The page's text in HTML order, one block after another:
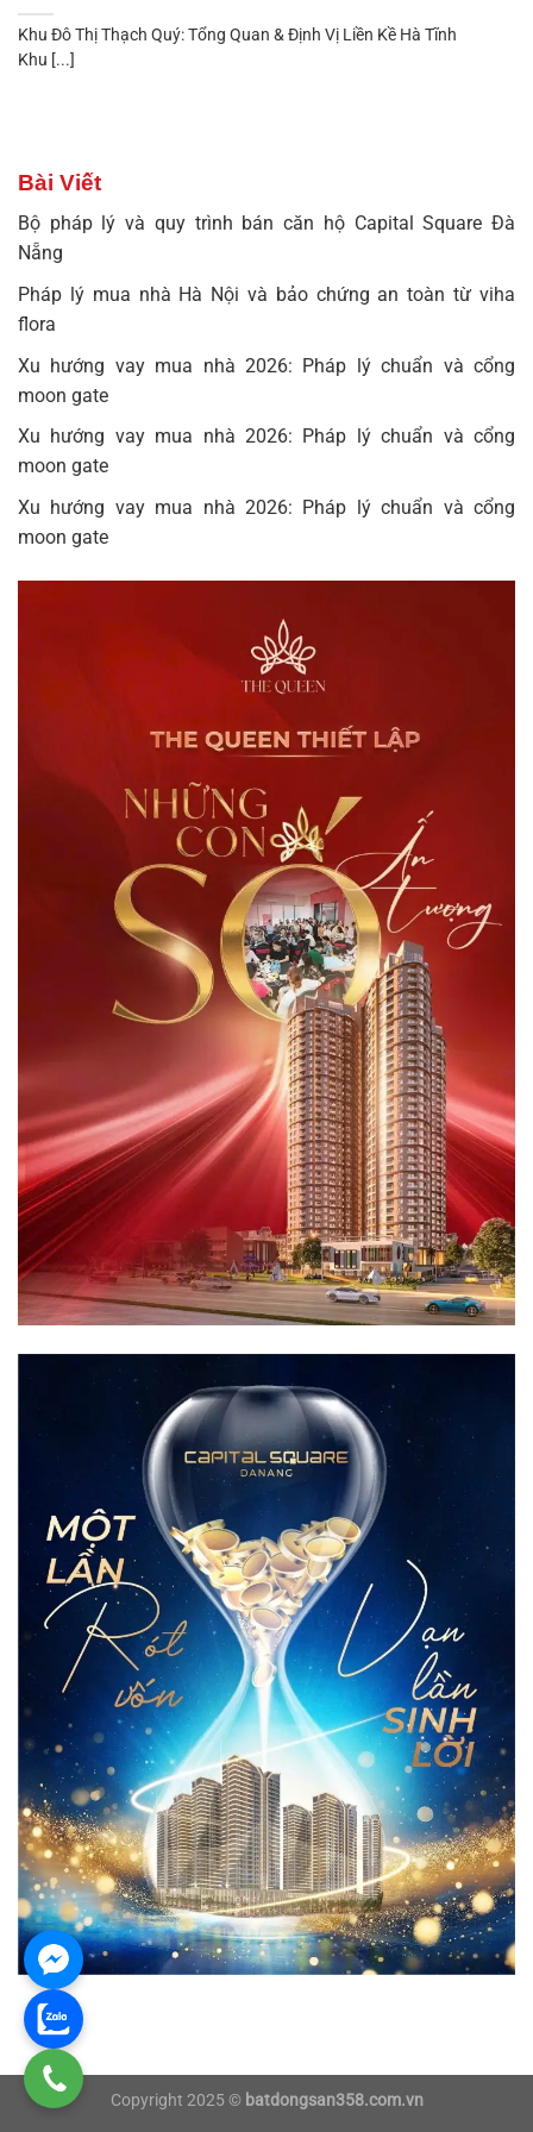
Khu Đô Thị Thạch Quý: Tổng Quan & Định Vị Liền Kề Hà Tĩnh
Khu [...]
Bài Viết
Bộ pháp lý và quy trình bán căn hộ Capital Square Đà
Nẵng
Pháp lý mua nhà Hà Nội và bảo chứng an toàn từ viha
flora
Xu hướng vay mua nhà 2026: Pháp lý chuẩn và cổng
moon gate
Xu hướng vay mua nhà 2026: Pháp lý chuẩn và cổng
moon gate
Xu hướng vay mua nhà 2026: Pháp lý chuẩn và cổng
moon gate
Copyright 2025 © batdongsan358.com.vn